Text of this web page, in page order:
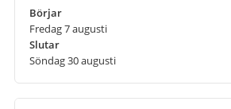
Börjar
Fredag 7 augusti
Slutar
Söndag 30 augusti